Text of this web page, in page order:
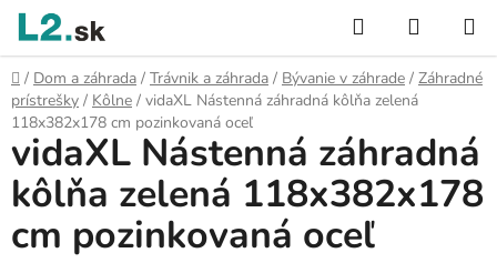
Prejsť
obsah
Hľadať
KOŠÍK
Domov
/ Dom a záhrada / Trávnik a záhrada / Bývanie v záhrade / Záhradné
prístrešky / Kôlne / vidaXL Nástenná záhradná kôlňa zelená
118x382x178 cm pozinkovaná oceľ
vidaXL Nástenná záhradná
kôlňa zelená 118x382x178
cm pozinkovaná oceľ